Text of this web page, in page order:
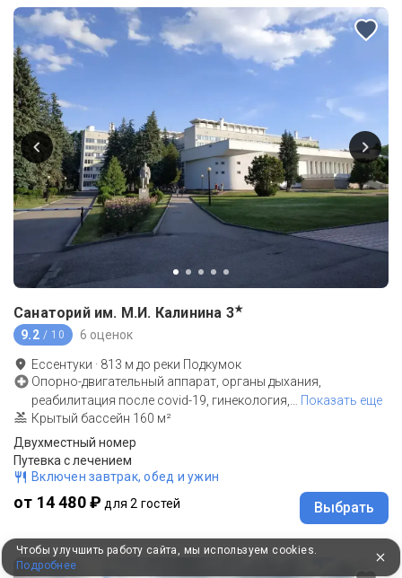
Санаторий им. М.И. Калинина 3★
9.2 / 10 6 оценок
Ессентуки · 813 м до реки Подкумок
Опорно-двигательный аппарат, органы дыхания,
реабилитация после covid-19, гинекология,
Показать еще
Крытый бассейн 160 м²
Двухместный номер
Путевка с лечением
Включен завтрак, обед и ужин
от 14 480 ₽ для 2 гостей Выбрать
Чтобы улучшить работу сайта, мы используем cookies.
Подробнее